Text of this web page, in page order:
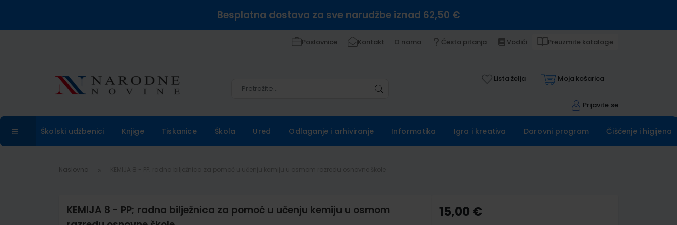
Besplatna dostava za sve narudžbe iznad 62,50 €
Poslovnice Kontakt O nama Česta pitanja Vodiči Preuzmite kataloge
Lista želja Moja košarica
Prijavite se
Školski udžbenici Knjige Tiskanice Škola Ured Odlaganje i arhiviranje Informatika Igra i kreativa Darovni program Čišćenje i higijena
Naslovna
KEMIJA 8 - PP; radna bilježnica za pomoć u učenju kemiju u osmom
15,00 €